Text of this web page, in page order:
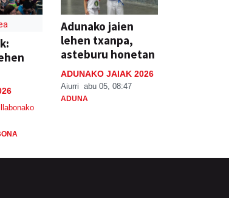
Adunako jaien
lehen txanpa,
asteburu honetan
ADUNAKO JAIAK 2026
Aiurri abu 05, 08:47
ADUNA